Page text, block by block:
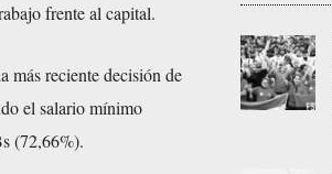
frente al capital.
más reciente decisión de
el salario mínimo
(72,66%).